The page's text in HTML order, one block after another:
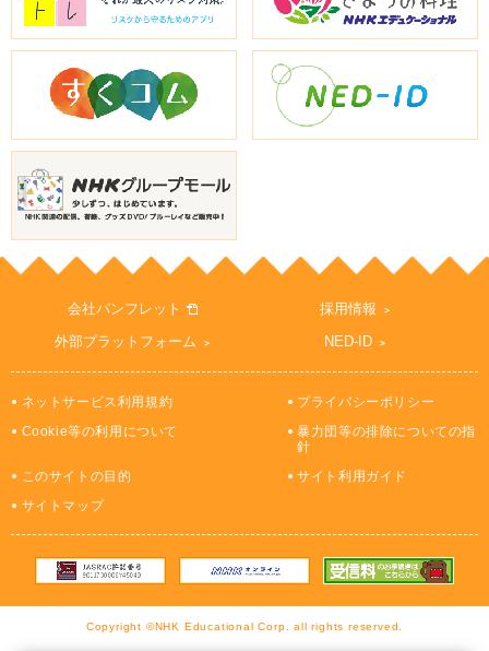
会社パンフレット
採用情報
外部プラットフォーム
NED-ID
ネットサービス利用規約
プライバシーポリシー
Cookie等の利用について
暴力団等の排除についての指
針
このサイトの目的
サイト利用ガイド
サイトマップ
Copyright ©NHK Educational Corp. all rights reserved.